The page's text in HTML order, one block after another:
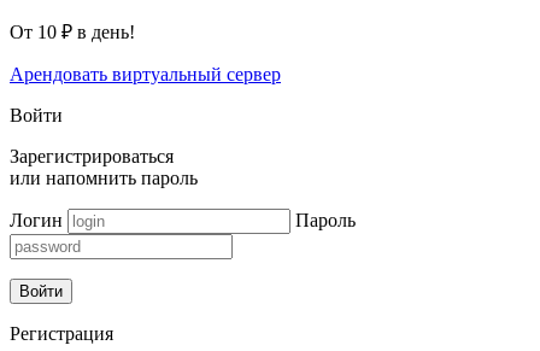
От 10 ₽ в день!
Арендовать виртуальный сервер
Войти
Зарегистрироваться
или напомнить пароль
Логин Пароль
Войти
Регистрация